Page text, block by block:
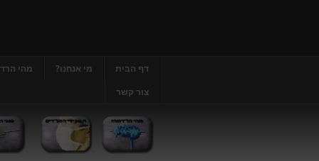
דף הבית מי אנחנו? מהי
צור קשר